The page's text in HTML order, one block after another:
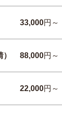
33,000円～
88,000円～
22,000円～